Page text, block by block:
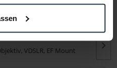
VDSLR, EF Mount